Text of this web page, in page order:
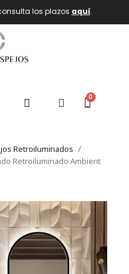
los plazos aquí.
Retroiluminados
Retroiluminado Ambient